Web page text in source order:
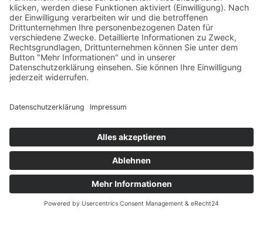
MARKTSTÄNDE UND MOBILE
VERKAUFSSTÄNDE
Für Wochenmärkte, Festivals oder mobile
Verkaufsstände bietet unser Kühlwagen
Flexibilität und Zuverlässigkeit. Sie können
sicher sein, dass Ihre Produkte, egal ob
Fleischwaren oder andere frische
gekühlt sind. So können Sie Ihre Kunden mit
der Qualität überzeugen, die sie erwarten –
ob bei sommerlicher Hitze oder bei langen
Verkaufszeiten.